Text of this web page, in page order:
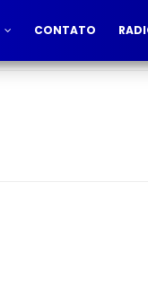
CONTATO